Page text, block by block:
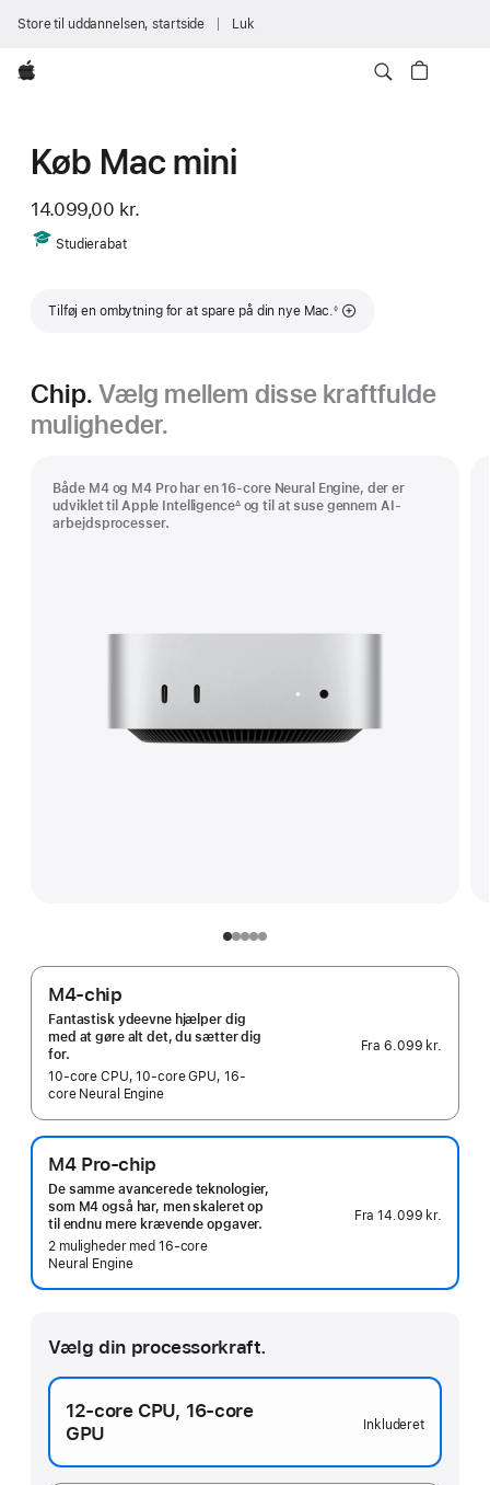
Store til uddannelsen, startside Luk
Apple
Køb Mac mini
14.099,00 kr.
Includes
Studierabat
Tilføj en ombytning for at spare på din nye Mac.
Fodnote
◊
Chip. Vælg mellem disse kraftfulde
muligheder.
Både M4 og M4 Pro har en 16-core Neural Engine, der er
udviklet til Apple Intelligence
Fodnote
∆og til at suse gennem AI-
arbejdsprocesser.
M4-chip
Fantastisk ydeevne hjælper dig
med at gøre alt det, du sætter dig
for.
10‑core CPU, 10‑core GPU, 16-
core Neural Engine
Fra6.099 kr.
M4 Pro-chip
De samme avancerede teknologier,
som M4 også har, men skaleret op
til endnu mere krævende opgaver.
2 muligheder med 16-core
Neural Engine
Fra14.099 kr.
Vælg din processorkraft.
12‑core CPU, 16‑core
GPU
Inkluderet